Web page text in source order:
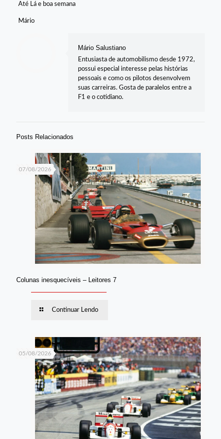
Até Lá e boa semana
Mário
Mário Salustiano
Entusiasta de automobilismo desde 1972,
possui especial interesse pelas histórias
pessoais e como os pilotos desenvolvem
suas carreiras. Gosta de paralelos entre a
F1 e o cotidiano.
Posts Relacionados
07/08/2026
Colunas inesquecíveis – Leitores 7
Continuar Lendo
05/08/2026